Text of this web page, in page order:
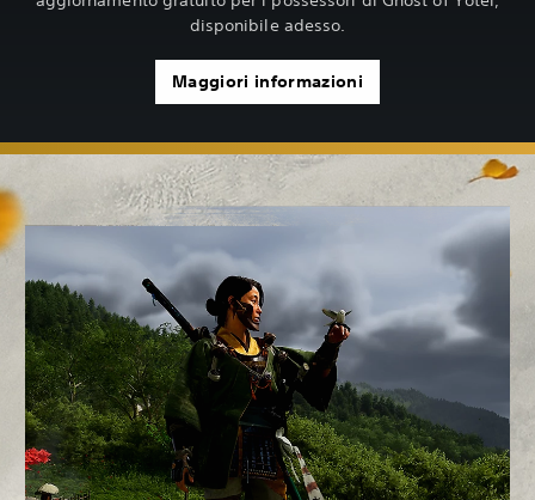
disponibile adesso.
Maggiori informazioni